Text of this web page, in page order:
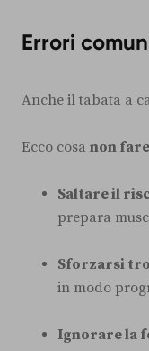
Errori
Anche il tabata a
Ecco cosa non fare
Saltare il
prepara
Sforzarsi
in modo
Ignorare la